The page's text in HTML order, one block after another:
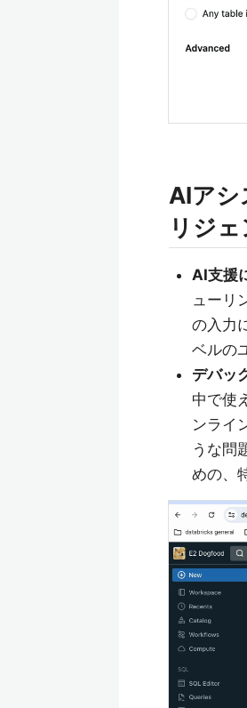
AIアシ
リジ
AI支援
ューリ
の入力
ベルの
デバッ
中で使
ンライ
うな問
めの、